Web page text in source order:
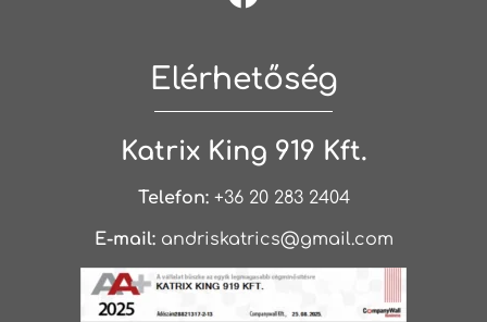
Elérhetőség
Katrix King 919 Kft.
Telefon:+36 20 283 2404
E-mail: andriskatrics@gmail.com